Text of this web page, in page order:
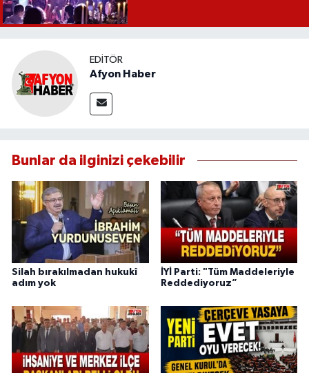
EDITÖR
Afyon Haber
Bunlar da ilginizi çekebilir
Silah bırakılmadan hukukî
adım yok
İYİ Parti: "Tüm Maddeleriyle
Reddediyoruz”